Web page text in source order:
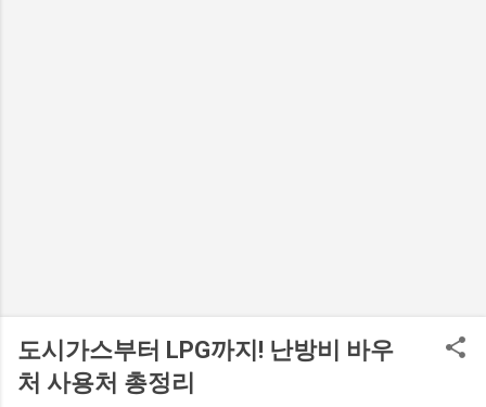
도시가스부터 LPG까지! 난방비 바우
처 사용처 총정리